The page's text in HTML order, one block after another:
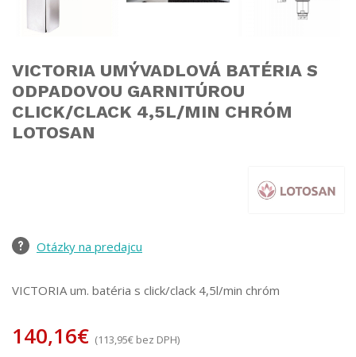
VICTORIA UMÝVADLOVÁ BATÉRIA S
ODPADOVOU GARNITÚROU
CLICK/CLACK 4,5L/MIN CHRÓM
LOTOSAN
Otázky na predajcu
VICTORIA um. batéria s click/clack 4,5l/min chróm
140,16€ (113,95€ bez DPH)